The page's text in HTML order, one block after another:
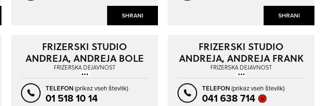
SHRANI SHRANI
FRIZERSKI STUDIO
ANDREJA, ANDREJA BOLE
S.P.
FRIZERSKA DEJAVNOST
TELEFON(prikaz vseh številk)
01 518 10 14
FRIZERSKI STUDIO
ANDREJA, ANDREJA FRANK
S.P.
FRIZERSKA DEJAVNOST
TELEFON(prikaz vseh številk)
041 638 714